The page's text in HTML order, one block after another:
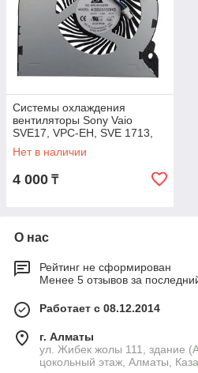
Системы охлаждения
вентиляторы Sony Vaio
SVE17, VPC-EH, SVE 1713,
pcg-71811v, sve171e13v
KSB05105HB AL70,
Нет в наличии
4 000 ₸
О нас
Рейтинг не сформирован
Менее 5 отзывов за
Работает с 08.12.2014
г. Алматы
ул. Жибек жолы 111, здание
цокольный этаж, Алматы,